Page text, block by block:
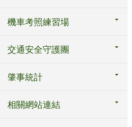
機車考照練習場
交通安全守護團
肇事統計
相關網站連結